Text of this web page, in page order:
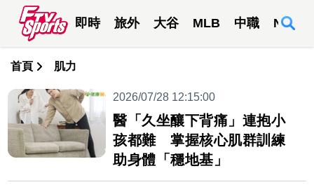
即時 旅外 大谷 MLB 中職 NBA
首頁 肌力
2026/07/28 12:15:00
醫「久坐釀下背痛」連抱小
孩都難 掌握核心肌群訓練
助身體「穩地基」